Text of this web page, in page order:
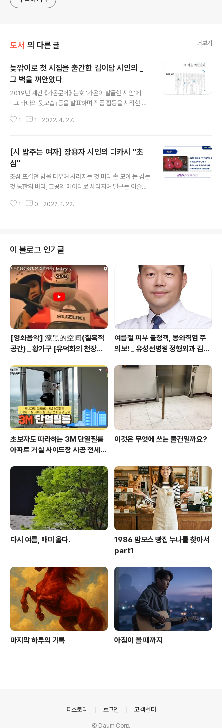
도서 의 다른 글 더보기
늦깎이로 첫 시집을 출간한 김이담 시인의 _
그 벽을 껴안았다
2019년 계간 《가온문학》 봄호 ‘가온이 발굴한 시인’에
｢그 바다의 뒷모습｣등을 발표하며 작품 활동을 시작한 김
리 ‘동맥’의 1세대로 활동한 바 있는 시인은 “노동현장에서
실로 엮은 집”을 짓듯 객지의 바람골목을 떠돌며 오랜 담금
질로 지어 올린 그의 언어 감각과 상상력은 편편히 밀도가
깊다. 설움도 눈물도 마른 소금꽃처럼, 피와 울음을 말린 북
처럼, 인간의 삶에 드리워진 절절한 아픔을 녹여내 자연 이
치로 되돌아보는 시세계가 오롯이 담겨 있다. 시인은 늦깎
이로 첫 시집을 출간하는 소회를 이렇게 전한다. “‘첫’이란
1 1 2022. 4. 27.
[시 밥주는 여자] 장용자 시인의 디카시 "초
심"
초심 뜨겁던 밤을 태우며 사라지는 것 미리 손 모아 눈 감는
것 통한의 바다, 고공의 메아리로 사라지며 떨구는 이슬방
용자 #장용자작가 #장용자시인 #오늘이기록중입니다 #
기술 미디어테크 대한민국 최고의 기술이 한자리에 모여있
습니다. 고객의 삶에 빛과 소금이되는 미디어테크는 더욱
더 신뢰할 수 있는 제품으로 고객의 믿음에 보답하겠습니
다. media-tech.kr
1 0 2022. 1. 22.
이 블로그 인기글
[영화음악] 漆黑的空间(칠흑적
공간) _ 황가구 [유덕화의 천장지
여름철 피부 불청객, 봉와직염 주
의보! _ 유성선병원 정형외과 김의
초보자도 따라하는 3M 단열필름
아파트 거실 사이드창 시공 전체
이것은 무엇에 쓰는 물건일까요?
다시 여름, 매미 울다.
1986 맘모스 빵집 누나를 찾아서
part1
마지막 하루의 기록 아침이 올 때까지
티스토리 로그인 고객센터
© Daum Corp.